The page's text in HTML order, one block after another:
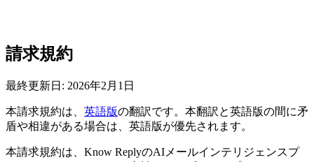
請求規約
最終更新日: 2026年2月1日
本請求規約は、 英語版の翻訳です。本翻訳と英語版の間に矛
盾や相違がある場合は、英語版が優先されます。
本請求規約は、Know ReplyのAIメールインテリジェンスプ